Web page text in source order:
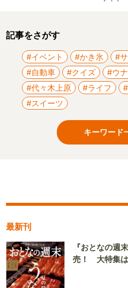
記事をさがす
#イベント #かき氷 #
#自動車
#クイズ #ウ
#代々木上原
#ライフ
#スイーツ
キーワード
最新刊
『おとなの週
売！ 大特集は